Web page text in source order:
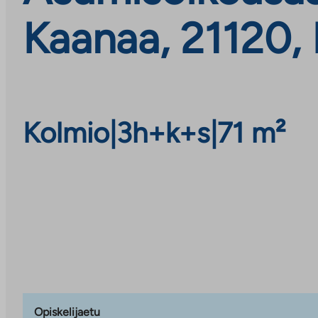
Kaanaa, 21120,
Kolmio| 3h+k+s 71 m²
Opiskelijaetu